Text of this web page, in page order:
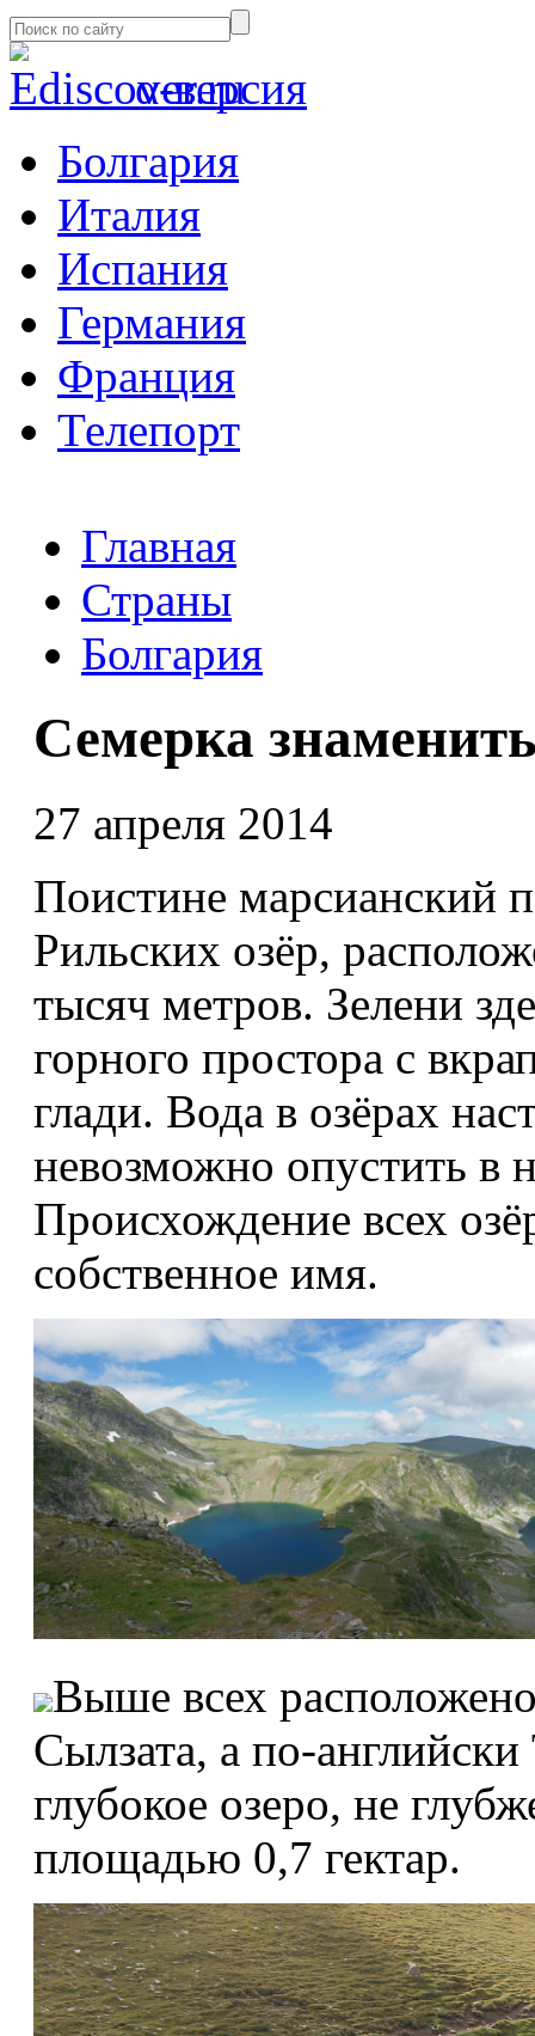
α-версия
Болгария
Италия
Испания
Германия
Франция
Телепорт
Главная
Страны
Болгария
Семерка
27 апреля 2014
Поистине марсианский
Рильских озёр,
тысяч метров. Зелени
горного простора с
глади. Вода в озёрах
невозможно опустить в
Происхождение всех
собственное имя.
Выше всех
Сылзата, а по-
глубокое озеро, не
площадью 0,7 гектар.